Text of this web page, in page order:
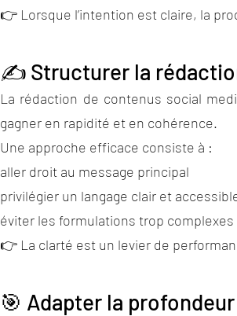
👉 Lorsque l’intention est claire, la
✍️ Structurer la
La rédaction de contenus social
gagner en rapidité et en cohérence.
Une approche efficace consiste à :
aller droit au message principal
privilégier un langage clair et
éviter les formulations trop
👉 La clarté est un levier de
🎯 Adapter la